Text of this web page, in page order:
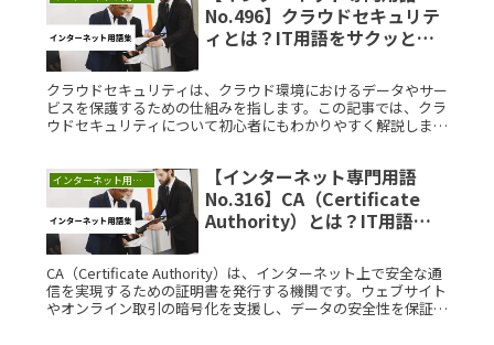
No.496】クラウドセキュリテ
ィとは？IT用語をサクッと解
クラウドセキュリティは、クラウド環境におけるデータやサー
ビスを保護するための仕組みを指します。この記事では、クラ
ウドセキュリティについて初心者にもわかりやすく解説しま
インターネット用語集
【インターネット専門用語
No.316】CA（Certificate
Authority）とは？IT用語を
CA（Certificate Authority）は、インターネット上で安全な通
信を実現するための証明書を発行する機関です。ウェブサイト
やオンライン取引の暗号化を支援し、データの安全性を保証し